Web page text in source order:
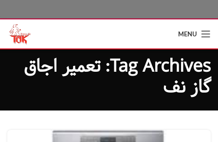
MENU
Tag Archives: تعمیر اجاق
گاز نف